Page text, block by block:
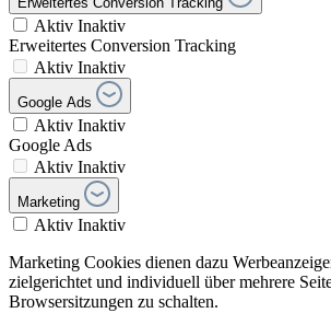
Aktiv Inaktiv
Erweitertes Conversion Tracking
Aktiv Inaktiv
Google Ads
Aktiv Inaktiv
Google Ads
Aktiv Inaktiv
Marketing
Aktiv Inaktiv
Marketing Cookies dienen dazu
zielgerichtet und individuell über mehrere
Browsersitzungen zu schalten.